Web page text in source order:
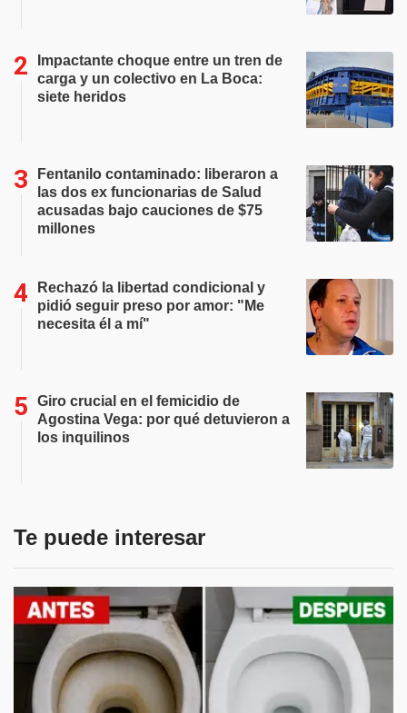
Impactante choque entre un tren de
carga y un colectivo en La Boca:
siete heridos
Fentanilo contaminado: liberaron a
las dos ex funcionarias de Salud
acusadas bajo cauciones de $75
millones
Rechazó la libertad condicional y
pidió seguir preso por amor: "Me
necesita él a mí"
Giro crucial en el femicidio de
Agostina Vega: por qué detuvieron a
los inquilinos
Te puede interesar